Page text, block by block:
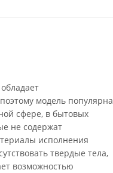
модель популярна
сфере, в бытовых
не содержат
исполнения
твердые тела,
возможностью